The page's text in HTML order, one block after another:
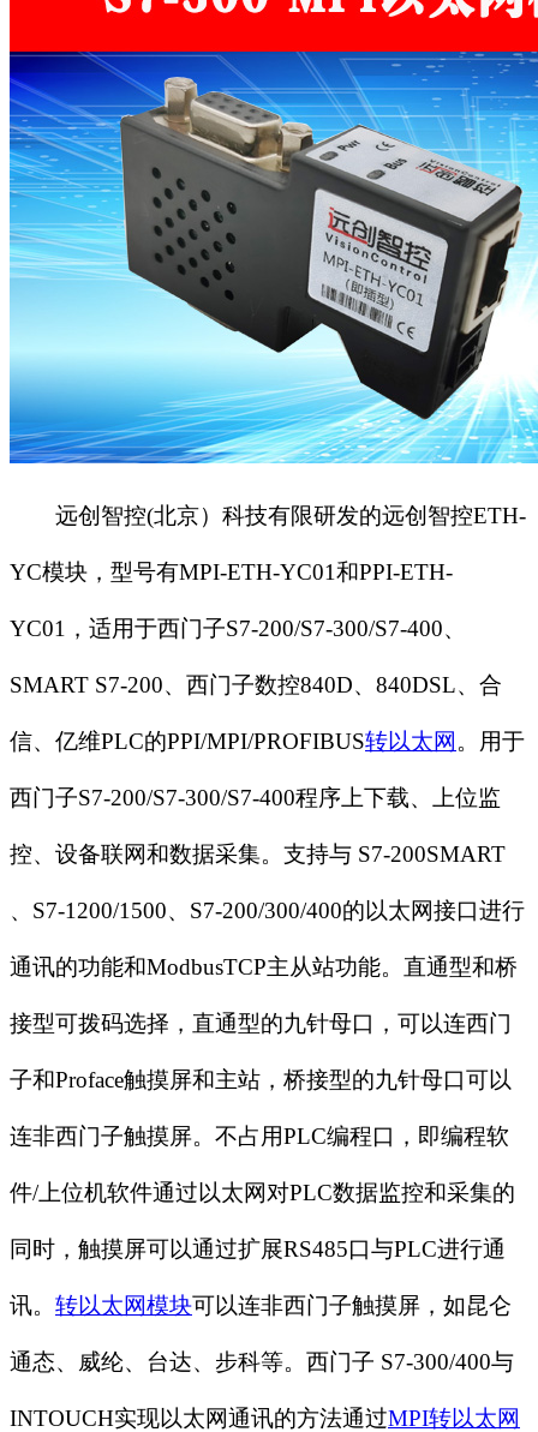
远创智控(北京）科技有限研发的远创智控ETH-
YC模块，型号有MPI-ETH-YC01和PPI-ETH-
YC01 ，适用于西门子S7-200/S7-300/S7-400、
SMART S7-200、西门子数控840D、 840DSL、合
信、亿维PLC的PPI/MPI/PROFIBUS转以太网 。用于
西门子S7-200/S7-300/S7-400程序上下载、上位监
控、设备联网和数据采集。支持与 S7-200SMART
、 S7-1200/1500、 S7-200/300/400的以太网接口进行
通讯的功能和ModbusTCP主从站功能。 直通型和桥
接型可拨码选择，直通型的九针母口，可以连西门
子和Proface触摸屏和主站，桥接型的九针母口可以
连非西门子触摸屏。不占用PLC编程口，即编程软
件/上位机软件通过以太网对PLC数据监控和采集的
同时，触摸屏可以通过扩展RS485口与PLC进行通
讯。 转以太网模块可以连非西门子触摸屏，如昆仑
通态、威纶、台达、步科等。西门子 S7-300/400与
INTOUCH实现以太网通讯的方法通过MPI转以太网